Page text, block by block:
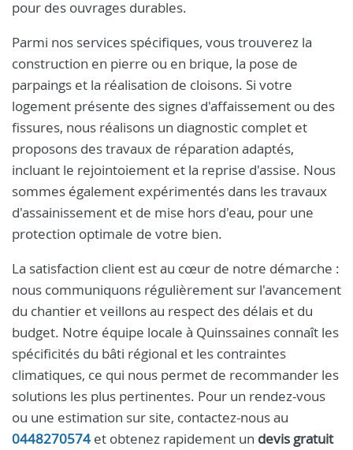
pour des ouvrages durables.
Parmi nos services spécifiques, vous trouverez la
construction en pierre ou en brique, la pose de
parpaings et la réalisation de cloisons. Si votre
logement présente des signes d'affaissement ou des
fissures, nous réalisons un diagnostic complet et
proposons des travaux de réparation adaptés,
incluant le rejointoiement et la reprise d'assise. Nous
sommes également expérimentés dans les travaux
d'assainissement et de mise hors d'eau, pour une
protection optimale de votre bien.
La satisfaction client est au cœur de notre démarche :
nous communiquons régulièrement sur l'avancement
du chantier et veillons au respect des délais et du
budget. Notre équipe locale à Quinssaines connaît les
spécificités du bâti régional et les contraintes
climatiques, ce qui nous permet de recommander les
solutions les plus pertinentes. Pour un rendez-vous
ou une estimation sur site, contactez-nous au
0448270574 et obtenez rapidement un devis gratuit